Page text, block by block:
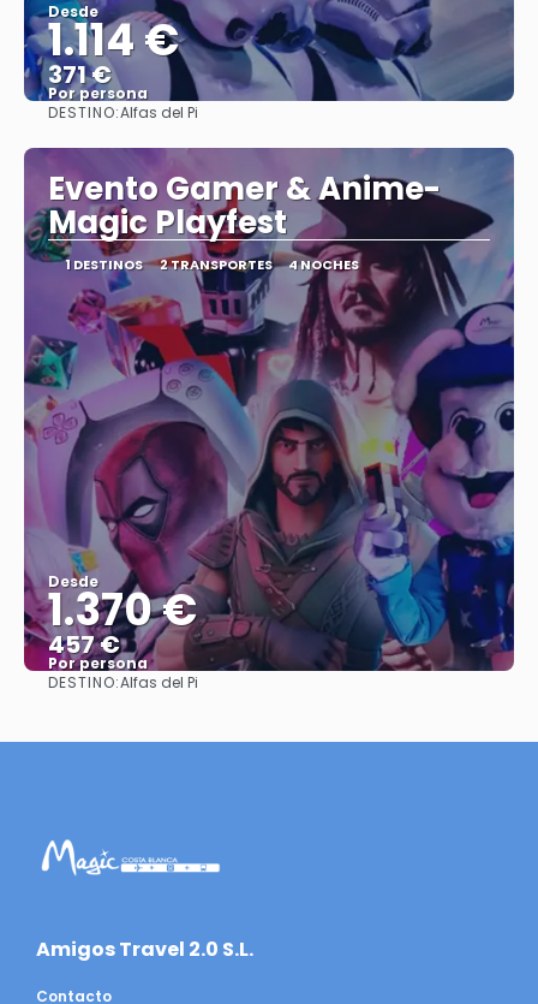
Desde
1.114 €
371 €
Por persona
DESTINO:Alfas del Pi
Evento Gamer & Anime-
Magic Playfest
1 DESTINOS 2 TRANSPORTES 4 NOCHES
Desde
1.370 €
457 €
Por persona
DESTINO:Alfas del Pi
​Amigos Travel 2.0 S.L.
Contacto